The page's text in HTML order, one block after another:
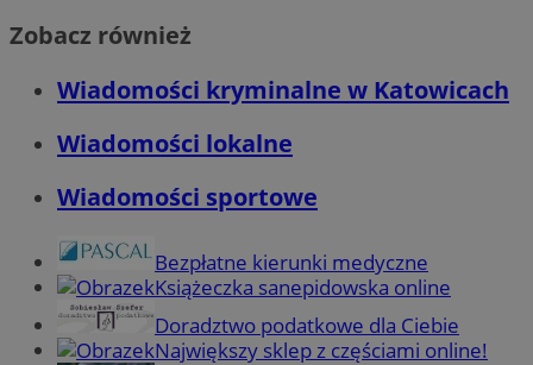
Zobacz również
Wiadomości kryminalne w Katowicach
Wiadomości lokalne
Wiadomości sportowe
Bezpłatne kierunki medyczne
Książeczka sanepidowska online
Doradztwo podatkowe dla Ciebie
Największy sklep z częściami online!